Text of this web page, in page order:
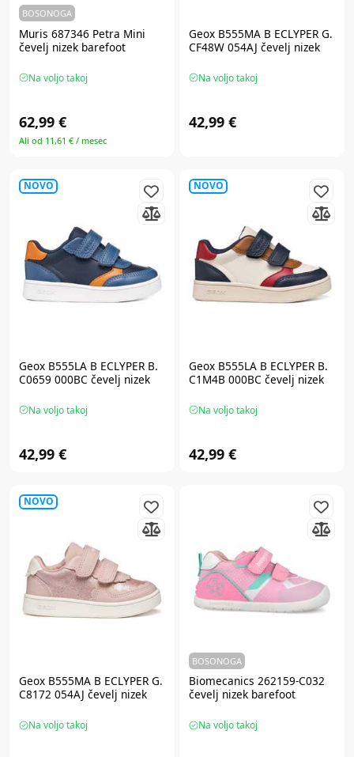
BOSONOGA
Muris 687346 Petra Mini
čevelj nizek barefoot
Na voljo takoj
62,99 €
Ali od 11,61 € / mesec
Geox B555MA B ECLYPER G.
CF48W 054AJ čevelj nizek
Na voljo takoj
42,99 €
NOVO
Geox B555LA B ECLYPER B.
C0659 000BC čevelj nizek
Na voljo takoj
42,99 €
NOVO
Geox B555LA B ECLYPER B.
C1M4B 000BC čevelj nizek
Na voljo takoj
42,99 €
NOVO
Geox B555MA B ECLYPER G.
C8172 054AJ čevelj nizek
Na voljo takoj
BOSONOGA
Biomecanics 262159-C032
čevelj nizek barefoot
Na voljo takoj